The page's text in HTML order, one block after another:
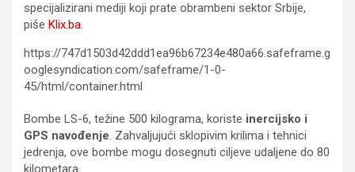
specijalizirani mediji koji prate obrambeni sektor Srbije,
piše Klix.ba.
https://747d1503d42ddd1ea96b67234e480a66.safeframe.g
ooglesyndication.com/safeframe/1-0-
45/html/container.html
Bombe LS-6, težine 500 kilograma, koriste inercijsko i
GPS navođenje. Zahvaljujući sklopivim krilima i tehnici
jedrenja, ove bombe mogu dosegnuti ciljeve udaljene do 80
kilometara.